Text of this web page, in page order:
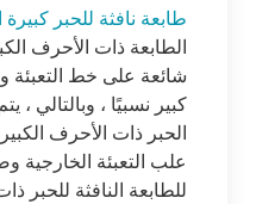
طابعة نافثة للحبر
الطابعة ذات الأحرف
شائعة على خط التعبئة
كبير نسبيًا ، وبالتالي
الحبر ذات الأحرف
علب التعبئة الخارجية
للطابعة النافثة للحبر